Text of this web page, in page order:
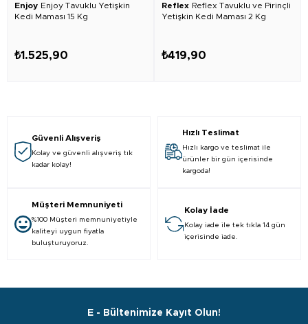
Enjoy Enjoy Tavuklu Yetişkin
Kedi Maması 15 Kg
₺1.525,90
Reflex Reflex Tavuklu ve Pirinçli
Yetişkin Kedi Maması 2 Kg
₺419,90
Güvenli Alışveriş
Kolay ve güvenli alışveriş tık
kadar kolay!
Hızlı Teslimat
Hızlı kargo ve teslimat ile
ürünler bir gün içerisinde
kargoda!
Müşteri Memnuniyeti
%100 Müşteri memnuniyetiyle
kaliteyi uygun fiyatla
buluşturuyoruz.
Kolay İade
Kolay iade ile tek tıkla 14 gün
içerisinde iade.
E - Bültenimize Kayıt Olun!